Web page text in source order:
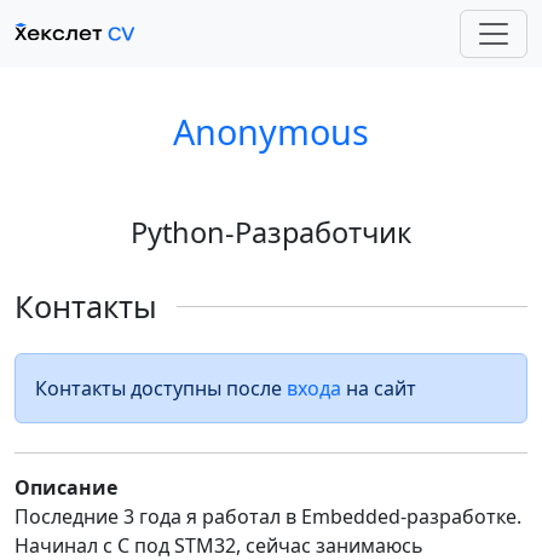
Anonymous
Python-Разработчик
Контакты
Контакты доступны после входа на сайт
Описание
Последние 3 года я работал в Embedded-разработке.
Начинал с С под STM32, сейчас занимаюсь